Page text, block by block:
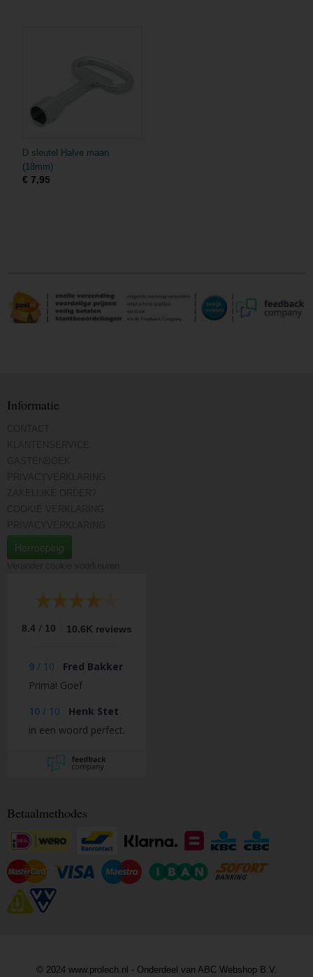
D sleutel Halve maan
(18mm)
€ 7,95
Informatie
Herroeping
8.4 / 10 10.6K reviews
9 / 10
Fred Bakker
Prima! Goef
10 / 10
Henk Stet
in een woord perfect.
Betaalmethodes